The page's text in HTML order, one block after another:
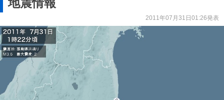
地震情報
2011年07月31日01:26発表